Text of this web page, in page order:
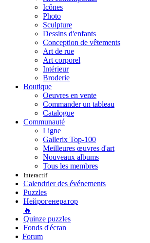
Icônes
Photo
Sculpture
Dessins d'enfants
Conception de vêtements
Art de rue
Art corporel
Intérieur
Broderie
Boutique
Oeuvres en vente
Commander un tableau
Catalogue
Communauté
Ligne
Gallerix Top-100
Meilleures œuvres d'art
Nouveaux albums
Tous les membres
Interactif
Calendrier des événements
Puzzles
Нейрогенератор
🔥
Quinze puzzles
Fonds d'écran
Forum